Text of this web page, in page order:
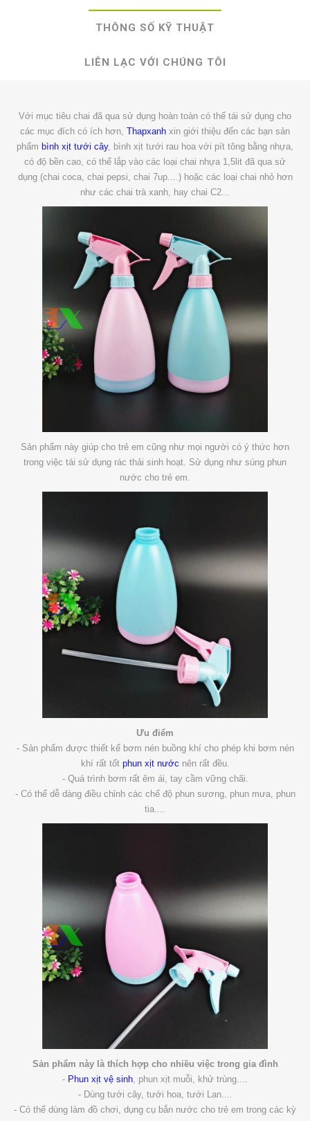
THÔNG SỐ KỸ THUẬT
LIÊN LẠC VỚI CHÚNG TÔI
Với mục tiêu chai đã qua sử dụng hoàn toàn có thể tái sử dụng cho
các mục đích có ích hơn, Thapxanh xin giới thiệu đến các bạn sản
phẩm bình xịt tưới cây, bình xịt tưới rau hoa với pít tông bằng nhựa,
có độ bền cao, có thể lắp vào các loại chai nhựa 1,5lit đã qua sử
dụng (chai coca, chai pepsi, chai 7up....) hoặc các loại chai nhỏ hơn
như các chai trà xanh, hay chai C2...
Sản phẩm này giúp cho trẻ em cũng như mọi người có ý thức hơn
trong việc tái sử dụng rác thải sinh hoạt. Sử dụng như súng phun
nước cho trẻ em.
Ưu điểm
- Sản phẩm được thiết kế bơm nén buồng khí cho phép khi bơm nén
khí rất tốt phun xịt nước nên rất đều.
- Quá trình bơm rất êm ái, tay cầm vững chãi.
- Có thể dễ dàng điều chỉnh các chế độ phun sương, phun mưa, phun
tia....
Sản phẩm này là thích hợp cho nhiều việc trong gia đình
- Phun xịt vệ sinh, phun xịt muỗi, khử trùng....
- Dùng tưới cây, tưới hoa, tưới Lan....
- Có thể dùng làm đồ chơi, dụng cụ bắn nước cho trẻ em trong các kỳ